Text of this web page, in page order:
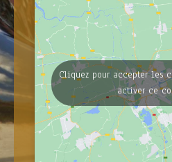
Cliquez pour accepter les
activer ce